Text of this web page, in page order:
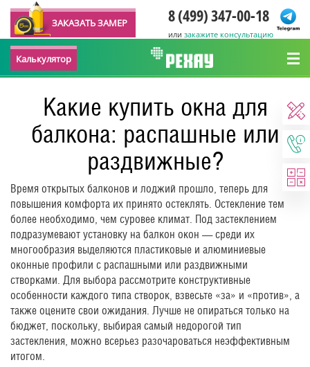
ЗАКАЗАТЬ ЗАМЕР 8 (499) 347-00-18
или закажите консультацию
Калькулятор
Какие купить окна для
балкона: распашные или
раздвижные?
Время открытых балконов и лоджий прошло, теперь для
повышения комфорта их принято остеклять. Остекление тем
более необходимо, чем суровее климат. Под застеклением
подразумевают установку на балкон окон — среди их
многообразия выделяются пластиковые и алюминиевые
оконные профили с распашными или раздвижными
створками. Для выбора рассмотрите конструктивные
особенности каждого типа створок, взвесьте «за» и «против», а
также оцените свои ожидания. Лучше не опираться только на
бюджет, поскольку, выбирая самый недорогой тип
застекления, можно всерьез разочароваться неэффективным
итогом.